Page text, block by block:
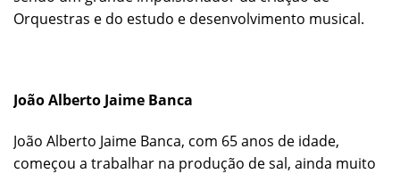
Orquestras e do estudo e desenvolvimento musical.
João Alberto Jaime Banca
João Alberto Jaime Banca, com 65 anos de idade,
começou a trabalhar na produção de sal, ainda muito